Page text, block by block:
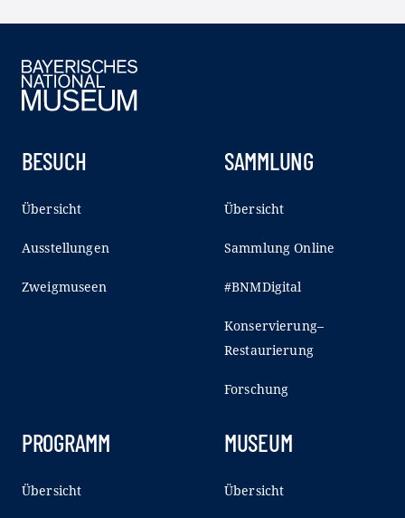
BESUCH
Übersicht
Ausstellungen
Zweigmuseen
SAMMLUNG
Übersicht
Sammlung Online
#BNMDigital
Konservierung–
Restaurierung
Forschung
PROGRAMM
Übersicht
MUSEUM
Übersicht